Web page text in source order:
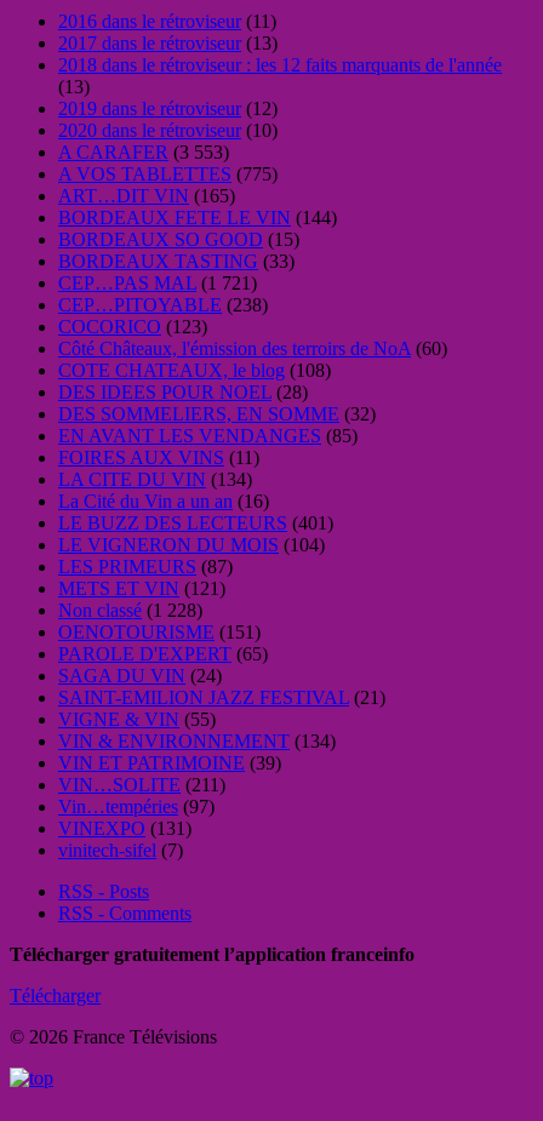
2016 dans le rétroviseur(11)
2017 dans le rétroviseur(13)
2018 dans le rétroviseur : les 12 faits marquants de l'année
(13)
2019 dans le rétroviseur(12)
2020 dans le rétroviseur(10)
A CARAFER (3 553)
A VOS TABLETTES (775)
ART…DIT VIN (165)
BORDEAUX FETE LE VIN (144)
BORDEAUX SO GOOD (15)
BORDEAUX TASTING (33)
CEP…PAS MAL (1 721)
CEP…PITOYABLE (238)
COCORICO (123)
Côté Châteaux, l'émission des terroirs de NoA (60)
COTE CHATEAUX, le blog (108)
DES IDEES POUR NOEL (28)
DES SOMMELIERS, EN SOMME (32)
EN AVANT LES VENDANGES (85)
FOIRES AUX VINS (11)
LA CITE DU VIN (134)
La Cité du Vin a un an (16)
LE BUZZ DES LECTEURS (401)
LE VIGNERON DU MOIS (104)
LES PRIMEURS (87)
METS ET VIN (121)
Non classé (1 228)
OENOTOURISME (151)
PAROLE D'EXPERT (65)
SAGA DU VIN (24)
SAINT-EMILION JAZZ FESTIVAL (21)
VIGNE & VIN (55)
VIN & ENVIRONNEMENT (134)
VIN ET PATRIMOINE (39)
VIN…SOLITE (211)
Vin…tempéries (97)
VINEXPO (131)
vinitech-sifel (7)
RSS - Posts
RSS - Comments
Télécharger gratuitement l’application franceinfo
Télécharger
© 2026 France Télévisions